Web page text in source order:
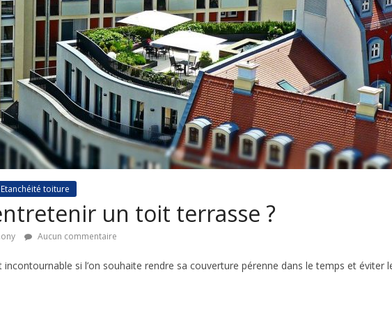
Etanchéité toiture
un toit terrasse ?
Aucun commentaire
incontournable si l’on souhaite rendre sa couverture pérenne dans le temps et éviter